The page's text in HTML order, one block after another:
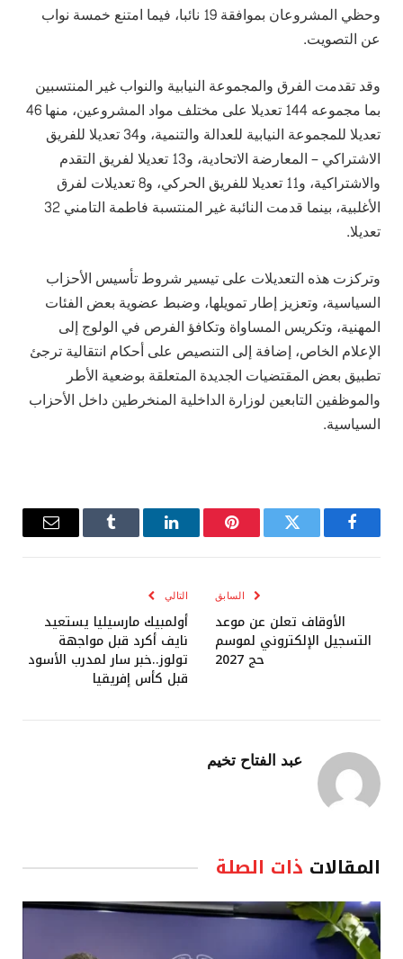
وحظي المشروعان بموافقة 19 نائبا، فيما امتنع خمسة نواب
عن التصويت.
وقد تقدمت الفرق والمجموعة النيابية والنواب غير المنتسبين
بما مجموعه 144 تعديلا على مختلف مواد المشروعين، منها 46
تعديلا للمجموعة النيابية للعدالة والتنمية، و34 تعديلا للفريق
الاشتراكي – المعارضة الاتحادية، و13 تعديلا لفريق التقدم
والاشتراكية، و11 تعديلا للفريق الحركي، و8 تعديلات لفرق
الأغلبية، بينما قدمت النائبة غير المنتسبة فاطمة التامني 32
تعديلا.
وتركزت هذه التعديلات على تيسير شروط تأسيس الأحزاب
السياسية، وتعزيز إطار تمويلها، وضبط عضوية بعض الفئات
المهنية، وتكريس المساواة وتكافؤ الفرص في الولوج إلى
الإعلام الخاص، إضافة إلى التنصيص على أحكام انتقالية ترجئ
تطبيق بعض المقتضيات الجديدة المتعلقة بوضعية الأطر
والموظفين التابعين لوزارة الداخلية المنخرطين داخل الأحزاب
السياسية.
فيسبوك تويتر بينتيريستلينكدإن Tumblr
البريد
السابق
الأوقاف تعلن عن موعد
التسجيل الإلكتروني لموسم
حج 2027
التالي
أولمبيك مارسيليا يستعيد
نايف أكرد قبل مواجهة
تولوز..خبر سار لمدرب الأسود
قبل كأس إفريقيا
عبد الفتاح تخيم
المقالات ذات الصلة